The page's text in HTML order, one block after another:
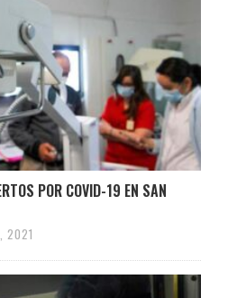
POR COVID-19 EN SAN
2021